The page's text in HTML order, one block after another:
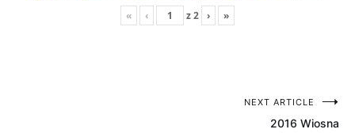
« ‹ z2 › »
NEXT ARTICLE
2016 Wiosna